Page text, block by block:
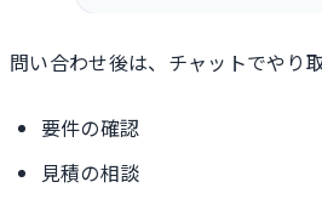
問い合わせ後は、チャットでやり取
要件の確認
見積の相談